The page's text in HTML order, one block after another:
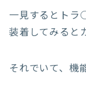
一見するとトラ
装着してみると
それでいて、機